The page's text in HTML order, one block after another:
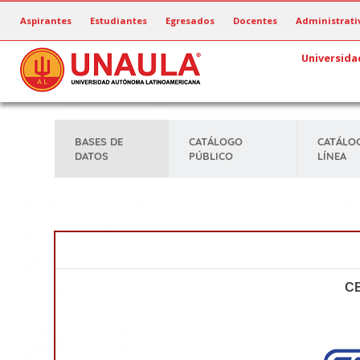
contenido
principal
Aspirantes Estudiantes Egresados Docentes
BASES DE
DATOS
CATÁLOGO
PÚBLICO
LÍNEA